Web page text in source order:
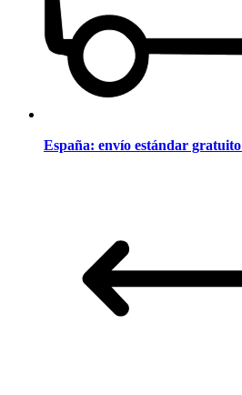
España: envío estándar gratuito